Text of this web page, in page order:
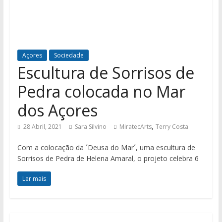
Açores Sociedade
Escultura de Sorrisos de
Pedra colocada no Mar
dos Açores
28 Abril, 2021 Sara Silvino MiratecArts, Terry Costa
Com a colocação da ´Deusa do Mar´, uma escultura de
Sorrisos de Pedra de Helena Amaral, o projeto celebra 6
Ler mais